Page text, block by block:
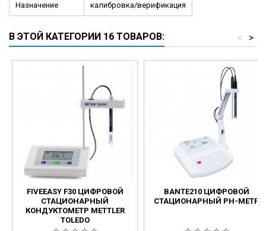
Назначение калибровка/верификация
В ЭТОЙ КАТЕГОРИИ 16 ТОВАРОВ: >
<
FIVEEASY F30 ЦИФРОВОЙ
СТАЦИОНАРНЫЙ
КОНДУКТОМЕТР METTLER
TOLEDO
BANTE210 ЦИФРОВОЙ
СТАЦИОНАРНЫЙ PH-МЕТР